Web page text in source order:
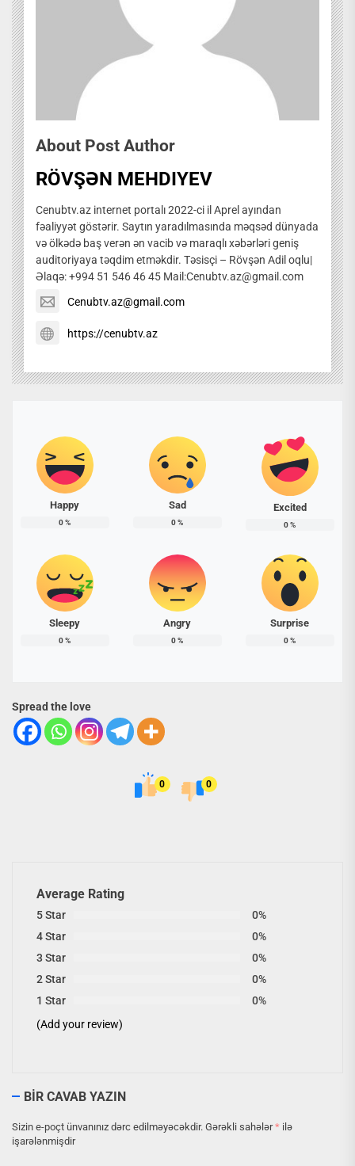
About Post Author
RÖVŞƏN MEHDIYEV
Cenubtv.az internet portalı 2022-ci il Aprel ayından
fəaliyyət göstərir. Saytın yaradılmasında məqsəd dünyada
və ölkədə baş verən ən vacib və maraqlı xəbərləri geniş
auditoriyaya təqdim etməkdir. Təsisçi – Rövşən Adil oqlu|
Əlaqə: +994 51 546 46 45 Mail:Cenubtv.az@gmail.com
Cenubtv.az@gmail.com
https://cenubtv.az
Happy
0%
Sad
0%
Excited
0%
Sleepy
0%
Angry
0%
Surprise
0%
Spread the love
0 0
Average Rating
5 Star
0%
4 Star
0%
3 Star
0%
2 Star
0%
1 Star
0%
(Add your review)
BIR CAVAB YAZIN
Sizin e-poçt ünvanınız dərc edilməyəcəkdir. Gərəkli sahələr* ilə
işarələnmişdir